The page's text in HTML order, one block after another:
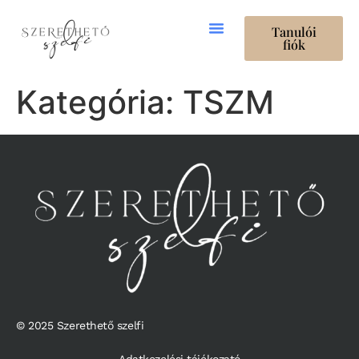
Tanulói
fiók
Kategória: TSZM
© 2025 Szerethető szelfi